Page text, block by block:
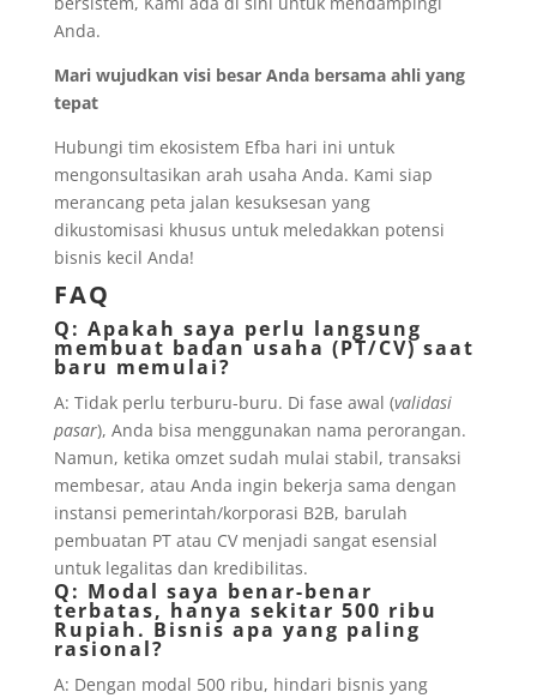
Anda.
Mari wujudkan visi besar Anda bersama ahli yang
tepat
Hubungi tim ekosistem Efba hari ini untuk
mengonsultasikan arah usaha Anda. Kami siap
merancang peta jalan kesuksesan yang
dikustomisasi khusus untuk meledakkan potensi
bisnis kecil Anda!
FAQ
Q: Apakah saya perlu langsung
membuat badan usaha (PT/CV) saat
baru memulai?
A: Tidak perlu terburu-buru. Di fase awal (validasi
pasar), Anda bisa menggunakan nama perorangan.
Namun, ketika omzet sudah mulai stabil, transaksi
membesar, atau Anda ingin bekerja sama dengan
instansi pemerintah/korporasi B2B, barulah
pembuatan PT atau CV menjadi sangat esensial
untuk legalitas dan kredibilitas.
Q: Modal saya benar-benar
terbatas, hanya sekitar 500 ribu
Rupiah. Bisnis apa yang paling
rasional?
A: Dengan modal 500 ribu, hindari bisnis yang